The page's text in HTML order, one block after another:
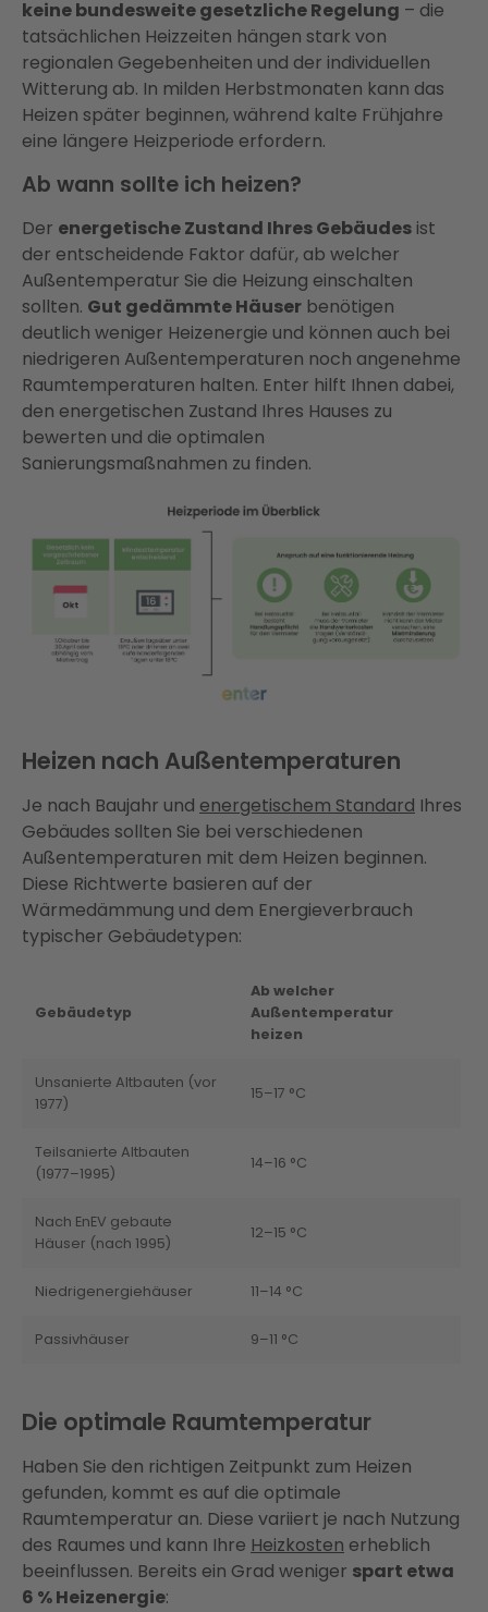
keine bundesweite gesetzliche Regelung – die
tatsächlichen Heizzeiten hängen stark von
regionalen Gegebenheiten und der individuellen
Witterung ab. In milden Herbstmonaten kann das
Heizen später beginnen, während kalte Frühjahre
eine längere Heizperiode erfordern.
Ab wann sollte ich heizen?
Der energetische Zustand Ihres Gebäudes ist
der entscheidende Faktor dafür, ab welcher
Außentemperatur Sie die Heizung einschalten
sollten. Gut gedämmte Häuser benötigen
deutlich weniger Heizenergie und können auch bei
niedrigeren Außentemperaturen noch angenehme
Raumtemperaturen halten. Enter hilft Ihnen dabei,
den energetischen Zustand Ihres Hauses zu
bewerten und die optimalen
Sanierungsmaßnahmen zu finden.
Heizen nach Außentemperaturen
Je nach Baujahr und energetischem Standard Ihres
Gebäudes sollten Sie bei verschiedenen
Außentemperaturen mit dem Heizen beginnen.
Diese Richtwerte basieren auf der
Wärmedämmung und dem Energieverbrauch
typischer Gebäudetypen:
Gebäudetyp
Ab welcher
Außentemperatur
heizen
Unsanierte Altbauten (vor
1977)
15–17 °C
Teilsanierte Altbauten
(1977–1995)
14–16 °C
Nach EnEV gebaute
Häuser (nach 1995)
12–15 °C
Niedrigenergiehäuser 11–14 °C
Passivhäuser 9–11 °C
Die optimale Raumtemperatur
Haben Sie den richtigen Zeitpunkt zum Heizen
gefunden, kommt es auf die optimale
Raumtemperatur an. Diese variiert je nach Nutzung
des Raumes und kann Ihre Heizkosten erheblich
beeinflussen. Bereits ein Grad weniger spart etwa
6 % Heizenergie: